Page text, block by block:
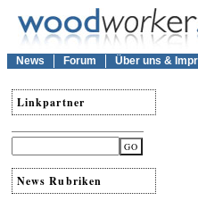
News Forum Über uns &
Linkpartner
News Rubriken